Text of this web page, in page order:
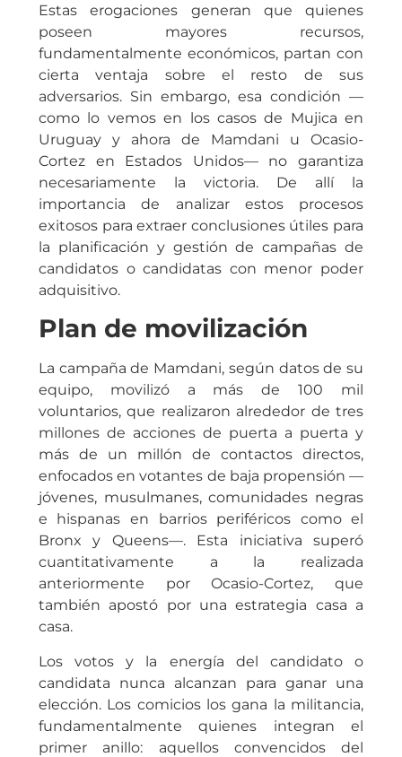
Estas erogaciones generan que quienes
poseen mayores recursos,
fundamentalmente económicos, partan con
cierta ventaja sobre el resto de sus
adversarios. Sin embargo, esa condición —
como lo vemos en los casos de Mujica en
Uruguay y ahora de Mamdani u Ocasio-
Cortez en Estados Unidos— no garantiza
necesariamente la victoria. De allí la
importancia de analizar estos procesos
exitosos para extraer conclusiones útiles para
la planificación y gestión de campañas de
candidatos o candidatas con menor poder
adquisitivo.
Plan de movilización
La campaña de Mamdani, según datos de su
equipo, movilizó a más de 100 mil
voluntarios, que realizaron alrededor de tres
millones de acciones de puerta a puerta y
más de un millón de contactos directos,
enfocados en votantes de baja propensión —
jóvenes, musulmanes, comunidades negras
e hispanas en barrios periféricos como el
Bronx y Queens—. Esta iniciativa superó
cuantitativamente a la realizada
anteriormente por Ocasio-Cortez, que
también apostó por una estrategia casa a
casa.
Los votos y la energía del candidato o
candidata nunca alcanzan para ganar una
elección. Los comicios los gana la militancia,
fundamentalmente quienes integran el
primer anillo: aquellos convencidos del